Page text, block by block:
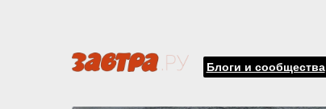
Блоги и сообщества